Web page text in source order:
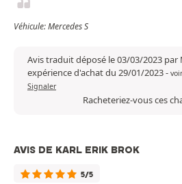
Véhicule: Mercedes S
Avis traduit déposé le 03/03/2023 par
expérience d'achat du 29/01/2023-
Signaler
Racheteriez-vous ces
AVIS DE KARL ERIK BROK
5/5